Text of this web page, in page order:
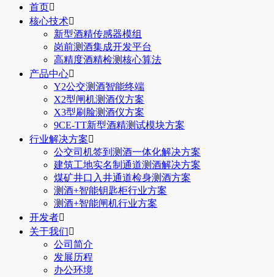
首页
核心技术
新型酒精传感器模组
岗前测酒集成开发平台
高精度酒精检测核心算法
产品中心
Y2公交测酒智能终端
X2型闸机测酒仪方案
X3型刷脸测酒仪方案
9CE-TT新型酒精测试模块方案
行业解决方案
公交司机签到测酒一体化解决方案
建筑工地实名制通道测酒解决方案
煤矿井口入井通道检身测酒方案
测酒+智能钥匙柜行业方案
测酒+智能闸机行业方案
开发者
关于我们
公司简介
发展历程
办公环境